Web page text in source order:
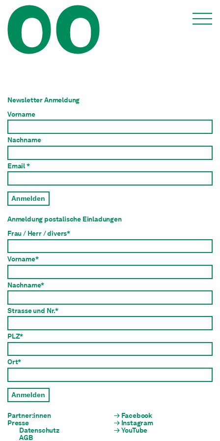
Newsletter Anmeldung
Vorname
Nachname
Email *
Anmelden
Anmeldung postalische Einladungen
Frau / Herr / divers*
Vorname*
Nachname*
Strasse und Nr.*
PLZ*
Ort*
Anmelden
Partner:innen
Presse
Datenschutz
AGB
Facebook
Instagram
YouTube